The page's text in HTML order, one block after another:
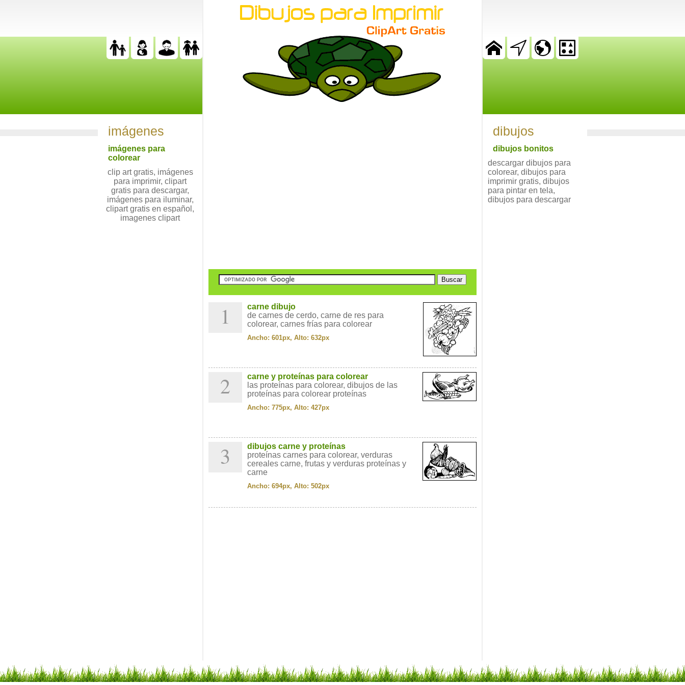
1
carne dibujo
de carnes de cerdo, carne de res para
colorear, carnes frías para colorear
Ancho: 601px, Alto: 632px
2
carne y proteínas para colorear
las proteínas para colorear, dibujos de las
proteínas para colorear proteínas
Ancho: 775px, Alto: 427px
3
dibujos carne y proteínas
proteínas carnes para colorear, verduras
cereales carne, frutas y verduras proteínas y
carne
Ancho: 694px, Alto: 502px
imágenes
imágenes para
colorear
clip art gratis, imágenes
para imprimir, clipart
gratis para descargar,
imágenes para iluminar,
clipart gratis en español,
imagenes clipart
dibujos
dibujos bonitos
descargar dibujos para
colorear, dibujos para
imprimir gratis, dibujos
para pintar en tela,
dibujos para descargar